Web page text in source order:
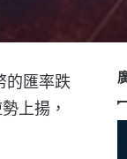
的匯率跌
上揚，